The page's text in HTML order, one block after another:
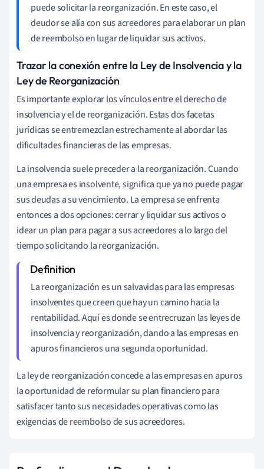
puede solicitar la reorganización. En este caso, el
deudor se alía con sus acreedores para elaborar un plan
de reembolso en lugar de liquidar sus activos.
Trazar la conexión entre la Ley de Insolvencia y la
Ley de Reorganización
Es importante explorar los vínculos entre el derecho de
insolvencia y el de reorganización. Estas dos facetas
jurídicas se entremezclan estrechamente al abordar las
dificultades financieras de las empresas.
La insolvencia suele preceder a la reorganización. Cuando
una empresa es insolvente, significa que ya no puede pagar
sus deudas a su vencimiento. La empresa se enfrenta
entonces a dos opciones: cerrar y liquidar sus activos o
idear un plan para pagar a sus acreedores a lo largo del
tiempo solicitando la reorganización.
La reorganización es un salvavidas para las empresas
insolventes que creen que hay un camino hacia la
rentabilidad. Aquí es donde se entrecruzan las leyes de
insolvencia y reorganización, dando a las empresas en
apuros financieros una segunda oportunidad.
La ley de reorganización concede a las empresas en apuros
la oportunidad de reformular su plan financiero para
satisfacer tanto sus necesidades operativas como las
exigencias de reembolso de sus acreedores.